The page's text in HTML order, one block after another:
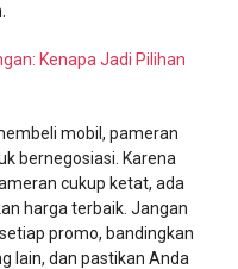
Kenapa Jadi Pilihan
mobil, pameran
bernegosiasi. Karena
cukup ketat, ada
harga terbaik. Jangan
promo, bandingkan
lain, dan pastikan Anda